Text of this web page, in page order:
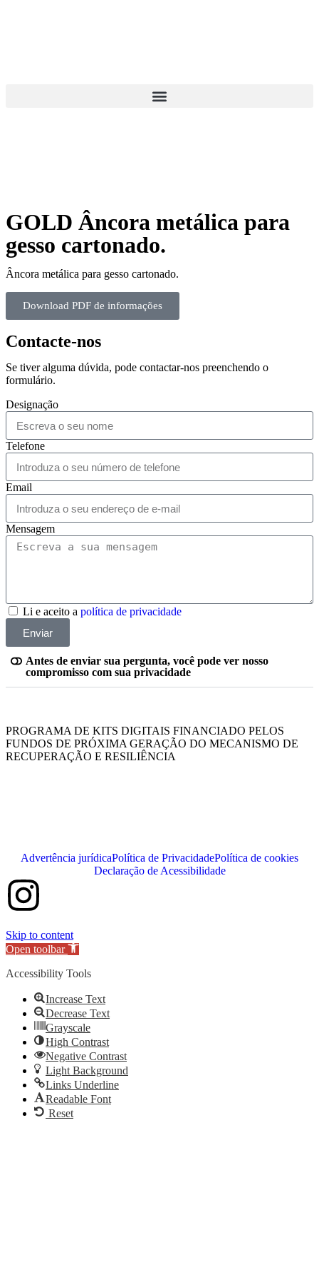
GOLD Âncora metálica para
gesso cartonado.
Âncora metálica para gesso cartonado.
Download PDF de informações
Contacte-nos
Se tiver alguma dúvida, pode contactar-nos preenchendo o
formulário.
Designação
Telefone
Email
Mensagem
Li e aceito a política de privacidade
Enviar
Antes de enviar sua pergunta, você pode ver nosso
compromisso com sua privacidade
PROGRAMA DE KITS DIGITAIS FINANCIADO PELOS
FUNDOS DE PRÓXIMA GERAÇÃO DO MECANISMO DE
RECUPERAÇÃO E RESILIÊNCIA
Advertência jurídicaPolítica de PrivacidadePolítica de cookies
Declaração de Acessibilidade
Skip to content
Open toolbar
Accessibility Tools
Increase Text
Decrease Text
Grayscale
High Contrast
Negative Contrast
Light Background
Links Underline
Readable Font
Reset